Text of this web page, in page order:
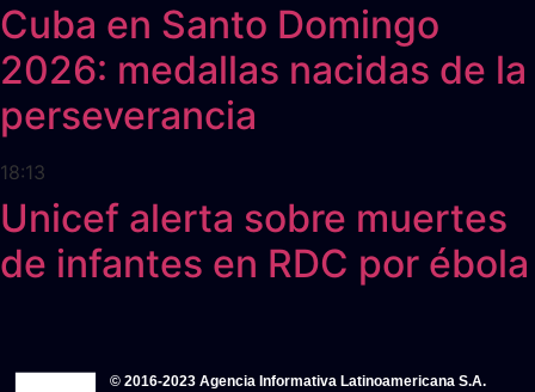
Cuba en Santo Domingo
2026: medallas nacidas de la
perseverancia
18:13
Unicef alerta sobre muertes
de infantes en RDC por ébola
© 2016-2023 Agencia Informativa Latinoamericana S.A.